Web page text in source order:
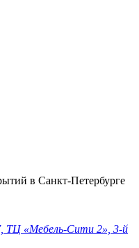
в Санкт-Петербурге
ТЦ «Мебель-Сити 2», 3-й